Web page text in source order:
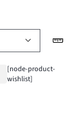
[node-product-
wishlist]